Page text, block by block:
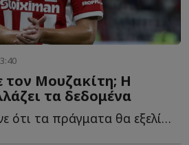
τον Μουζακίτη; Η
τα δεδομένα
Κανείς δεν περίμενε ότι τα πράγματα θα εξελίσσονταν έ...